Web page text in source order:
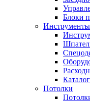
Блоки
Инструменты
Потолки